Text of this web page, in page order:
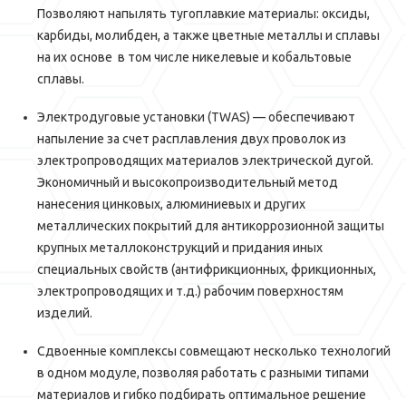
Позволяют напылять тугоплавкие материалы: оксиды,
карбиды, молибден, а также цветные металлы и сплавы
на их основе в том числе никелевые и кобальтовые
сплавы.
Электродуговые установки (TWAS) — обеспечивают
напыление за счет расплавления двух проволок из
электропроводящих материалов электрической дугой.
Экономичный и высокопроизводительный метод
нанесения цинковых, алюминиевых и других
металлических покрытий для антикоррозионной защиты
крупных металлоконструкций и придания иных
специальных свойств (антифрикционных, фрикционных,
электропроводящих и т.д.) рабочим поверхностям
изделий.
Сдвоенные комплексы совмещают несколько технологий
в одном модуле, позволяя работать с разными типами
материалов и гибко подбирать оптимальное решение